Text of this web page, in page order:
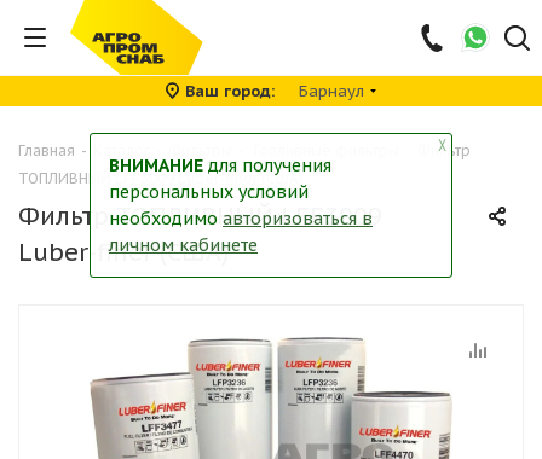
Ваш город Барнаул
Главная -
Фильтр
ТОПЛИВНЫЙ LFF3009 Luber-finer (США)
Фильтр ТОПЛИВНЫЙ LFF3009
Luber-finer (США)
╳
ВНИМАНИЕ для получения
персональных условий
необходимо авторизоваться в
личном кабинете